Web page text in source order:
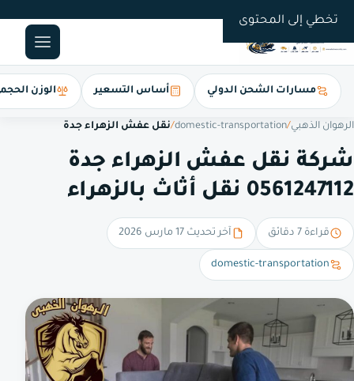
تخطي إلى المحتوى
مسارات الشحن الدولي أساس التسعير الوزن
الرهوان الذهبي/
domestic-transportation
/نقل عفش الزهراء جدة
شركة نقل عفش الزهراء جدة
0561247112 نقل أثاث بالزهراء
قراءة 7 دقائق آخر تحديث 17 مارس 2026
domestic-transportation